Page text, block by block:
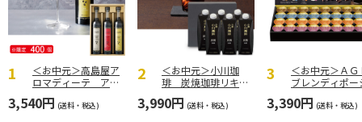
＜お中元＞高島屋ア
ロマディーテ アイ
（東日本版）
3,540円 (送料・税込)
＜お中元＞小川珈
琲 炭焼珈琲リキッ
版）
3,990円 (送料・税込)
＜お中元＞Ａ
ブレンディポー
（西日本版）
3,390円 (送料・税込)